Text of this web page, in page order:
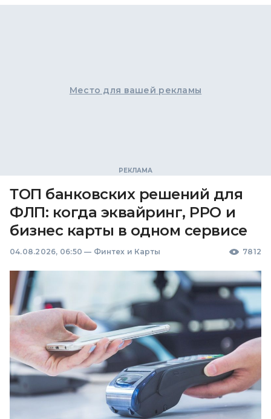
Место для вашей рекламы
ТОП банковских решений для
ФЛП: когда эквайринг, РРО и
бизнес карты в одном сервисе
04.08.2026, 06:50 — Финтех и Карты 7812